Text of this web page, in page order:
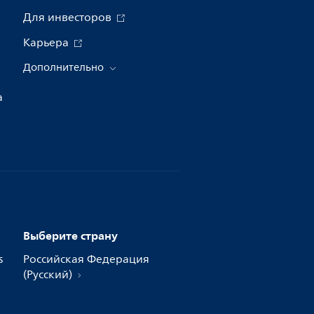
Для инвесторов
Карьера
Дополнительно
Выберите страну
Российская Федерация
(Русский)